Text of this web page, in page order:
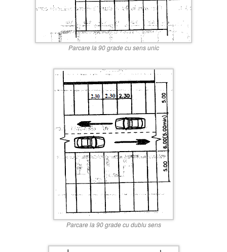
Parcare la 90 grade cu sens unic
Parcare la 90 grade cu dublu sens